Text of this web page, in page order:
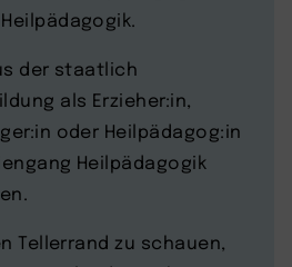
der staatlich
als Erzieher:in,
oder Heilpädagog:in
Heilpädagogik
Tellerrand zu schauen,